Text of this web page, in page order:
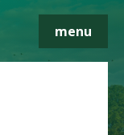
menu